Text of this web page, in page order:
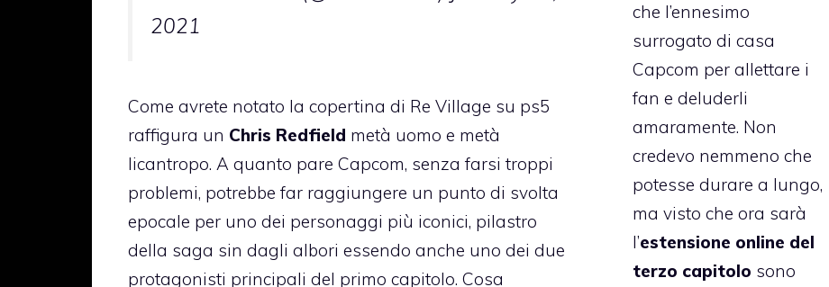
2021
Come avrete notato la copertina di Re Village su ps5
raffigura un Chris Redfield metà uomo e metà
licantropo. A quanto pare Capcom, senza farsi troppi
problemi, potrebbe far raggiungere un punto di svolta
epocale per uno dei personaggi più iconici, pilastro
della saga sin dagli albori essendo anche uno dei due
protagonisti principali del primo capitolo. Cosa
che l’ennesimo
surrogato di casa
Capcom per allettare i
fan e deluderli
amaramente. Non
credevo nemmeno che
potesse durare a lungo,
ma visto che ora sarà
l’estensione online del
terzo capitolo sono